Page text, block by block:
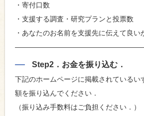
・寄付口数
・支援する調査・研究プランと投票数
・あなたのお名前を支援先に伝えて良い
Step2． お金を振り込む．
下記のホームページに掲載されているい
額を振り込んでください．
（振り込み手数料はご負担ください．）